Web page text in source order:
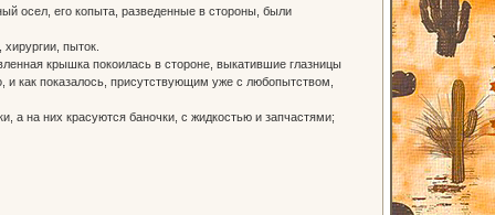
осел, его копыта, разведенные в стороны, были
пыток.
крышка покоилась в стороне, выкатившие глазницы
как показалось, присутствующим уже с любопытством,
а на них красуются баночки, с жидкостью и запчастями;